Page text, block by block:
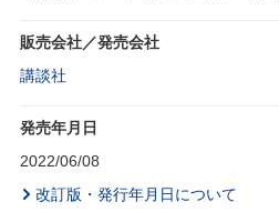
販売会社／発売会社
講談社
発売年月日
2022/06/08
改訂版・発行年月日について